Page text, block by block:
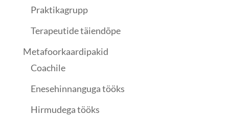
Praktikagrupp
Terapeutide täiendõpe
Metafoorkaardipakid
Coachile
Enesehinnanguga tööks
Hirmudega tööks